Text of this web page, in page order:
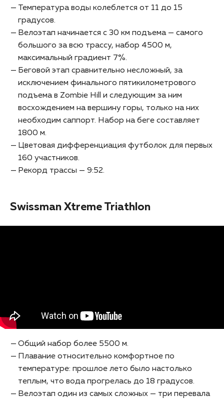
Температура воды колеблется от 11 до 15
градусов.
Велоэтап начинается с 30 км подъема — самого
большого за всю трассу, набор 4500 м,
максимальный градиент 7%.
Беговой этап сравнительно несложный, за
исключением финального пятикилометрового
подъема в Zombie Hill и следующим за ним
восхождением на вершину горы, только на них
необходим саппорт. Набор на беге составляет
1800 м.
Цветовая дифференциация футболок для первых
160 участников.
Рекорд трассы — 9:52.
Swissman Xtreme Triathlon
Общий набор более 5500 м.
Плавание относительно комфортное по
температуре: прошлое лето было настолько
теплым, что вода прогрелась до 18 градусов.
Велоэтап один из самых сложных — три перевала